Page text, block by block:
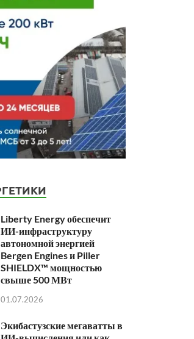
Liberty Energy обеспечит
ИИ-инфраструктуру
автономной энергией
Bergen Engines и Piller
SHIELDX™ мощностью
свыше 500 МВт
01.07.2026
Экибастузские мегаватты в